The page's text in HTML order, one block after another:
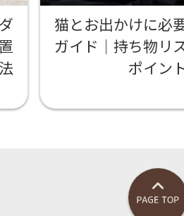
猫とお出かけに必
ガイド｜持ち物リ
ポイン